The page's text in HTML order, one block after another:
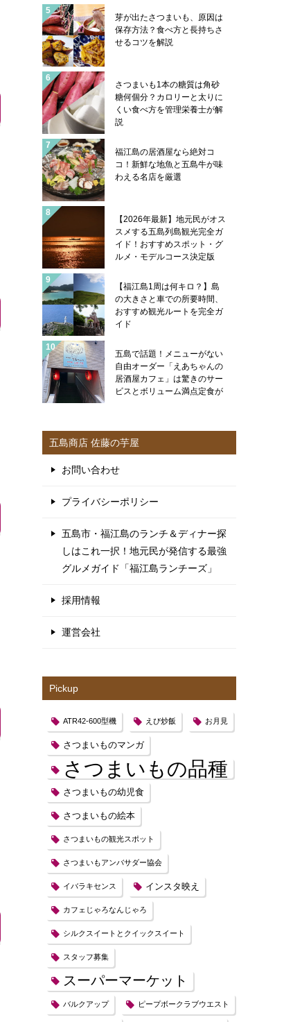
芽が出たさつまいも、原因は
保存方法？食べ方と長持ちさ
せるコツを解説
さつまいも1本の糖質は角砂
糖何個分？カロリーと太りに
くい食べ方を管理栄養士が解
説
福江島の居酒屋なら絶対コ
コ！新鮮な地魚と五島牛が味
わえる名店を厳選
【2026年最新】地元民がオス
スメする五島列島観光完全ガ
イド！おすすめスポット・グ
ルメ・モデルコース決定版
【福江島1周は何キロ？】島
の大きさと車での所要時間、
おすすめ観光ルートを完全ガ
イド
五島で話題！メニューがない
自由オーダー「えあちゃんの
居酒屋カフェ」は驚きのサー
ビスとボリューム満点定食が
五島商店 佐藤の芋屋
お問い合わせ
プライバシーポリシー
五島市・福江島のランチ＆ディナー探
しはこれ一択！地元民が発信する最強
グルメガイド「福江島ランチーズ」
採用情報
運営会社
Pickup
ATR42-600型機 えび炒飯 お月見
さつまいものマンガ
さつまいもの品種
さつまいもの幼児食
さつまいもの絵本
さつまいもの観光スポット
さつまいもアンバサダー協会
イバラキセンス インスタ映え
カフェじゃろなんじゃろ
シルクスイートとクイックスイート
スタッフ募集
スーパーマーケット
バルクアップ ピープボークラブウエスト